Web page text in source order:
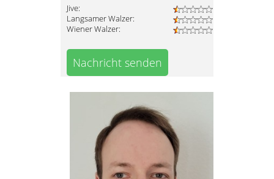
Jive:
Langsamer Walzer:
Wiener Walzer:
Nachricht senden